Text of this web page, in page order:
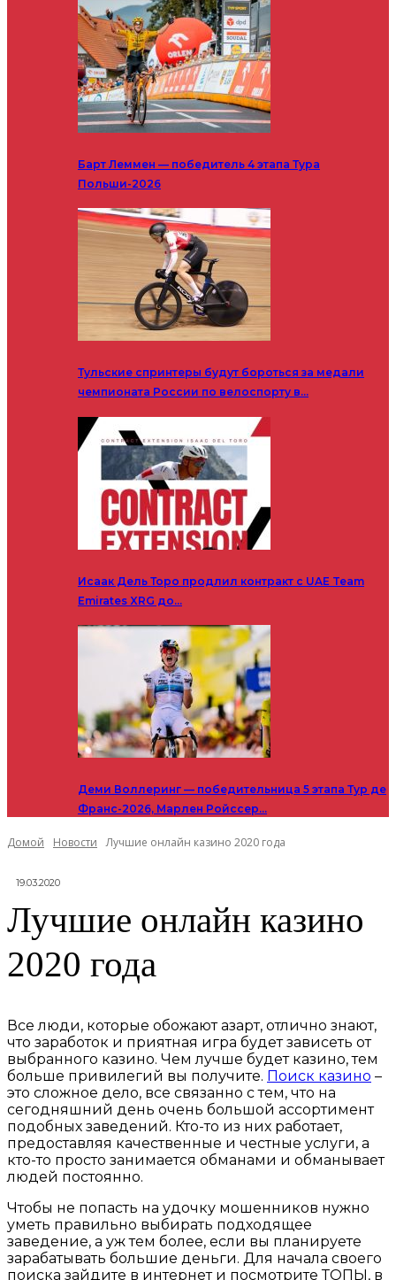
Барт Леммен — победитель 4 этапа Тура
Польши-2026
Тульские спринтеры будут бороться за медали
чемпионата России по велоспорту в…
Исаак Дель Торо продлил контракт с UAE Team
Emirates XRG до…
Деми Воллеринг — победительница 5 этапа Тур де
Франс-2026, Марлен Ройссер…
Домой Новости Лучшие онлайн казино 2020 года
19.03.2020
Лучшие онлайн казино
2020 года
Все люди, которые обожают азарт, отлично знают,
что заработок и приятная игра будет зависеть от
выбранного казино. Чем лучше будет казино, тем
больше привилегий вы получите. Поиск казино –
это сложное дело, все связанно с тем, что на
сегодняшний день очень большой ассортимент
подобных заведений. Кто-то из них работает,
предоставляя качественные и честные услуги, а
кто-то просто занимается обманами и обманывает
людей постоянно.
Чтобы не попасть на удочку мошенников нужно
уметь правильно выбирать подходящее
заведение, а уж тем более, если вы планируете
зарабатывать большие деньги. Для начала своего
поиска зайдите в интернет и посмотрите ТОПЫ, в